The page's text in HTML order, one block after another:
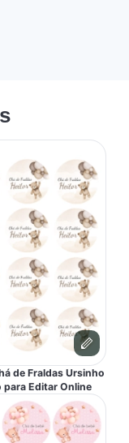
de Fraldas Ursinho
para Editar Online